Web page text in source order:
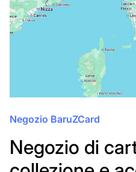
Negozio BaruZCard
Negozio di